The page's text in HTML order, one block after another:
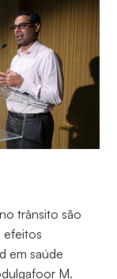
trânsito são
efeitos
em saúde
M.